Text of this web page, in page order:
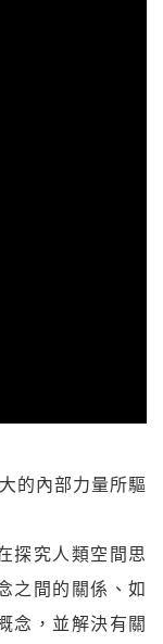
的內部力量所驅
探究人類空間思
之間的關係、如
念，並解決有關